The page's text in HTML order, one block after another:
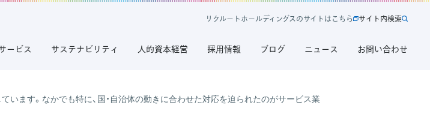
新
タ
く
リ クルー トホールディ ングスのサイ トはこち ら サ
ト
サイ ト内検索
ービス サステナビリティ 人的資本経営 採用情報 ブログ ニュース お問い合わせ
います。なかでも特に、国・自治体の動きに合わせた対応を迫られたのがサービス業